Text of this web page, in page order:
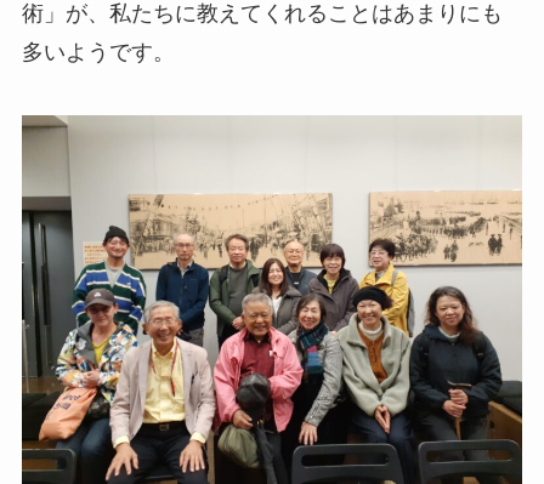
術」が、私たちに教えてくれることはあまりにも
多いようです。